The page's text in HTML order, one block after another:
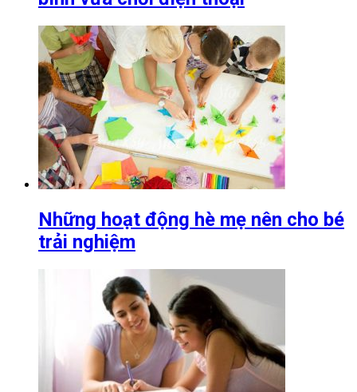
Những hoạt động hè mẹ nên cho bé
trải nghiệm